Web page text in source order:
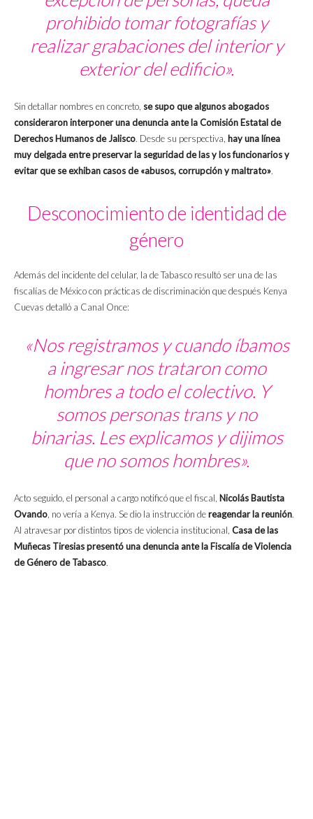
prohibido tomar fotografías y
realizar grabaciones del interior y
exterior del edificio».
Sin detallar nombres en concreto, se supo que algunos abogados
consideraron interponer una denuncia ante la Comisión Estatal de
Derechos Humanos de Jalisco. Desde su perspectiva, hay una línea
muy delgada entre preservar la seguridad de las y los funcionarios y
evitar que se exhiban casos de «abusos, corrupción y maltrato».
Desconocimiento de identidad de
género
Además del incidente del celular, la de Tabasco resultó ser una de las
fiscalías de México con prácticas de discriminación que después Kenya
Cuevas detalló a Canal Once:
«Nos registramos y cuando íbamos
a ingresar nos trataron como
hombres a todo el colectivo. Y
somos personas trans y no
binarias. Les explicamos y dijimos
que no somos hombres».
Acto seguido, el personal a cargo notificó que el fiscal, Nicolás Bautista
Ovando, no vería a Kenya. Se dio la instrucción dereagendar la reunión.
Al atravesar por distintos tipos de violencia institucional, Casa de las
Muñecas Tiresias presentó una denuncia ante la Fiscalía de Violencia
de Género de Tabasco.